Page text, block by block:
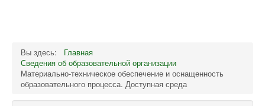
Вы здесь:
Главная
Сведения об образовательной организации
Материально-техническое обеспечение и оснащенность
образовательного процесса. Доступная среда